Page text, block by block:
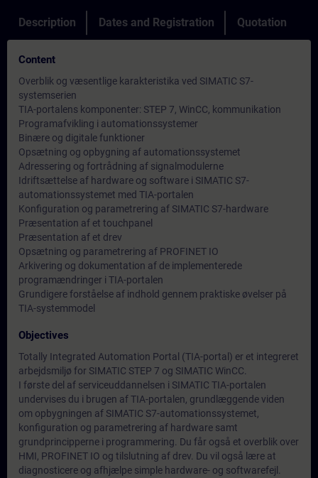
Description Dates and Registration Quotation
Content
Overblik og væsentlige karakteristika ved SIMATIC S7-
systemserien
TIA-portalens komponenter: STEP 7, WinCC, kommunikation
Programafvikling i automationssystemer
Binære og digitale funktioner
Opsætning og opbygning af automationssystemet
Adressering og fortrådning af signalmodulerne
Idriftsættelse af hardware og software i SIMATIC S7-
automationssystemet med TIA-portalen
Konfiguration og parametrering af SIMATIC S7-hardware
Præsentation af et touchpanel
Præsentation af et drev
Opsætning og parametrering af PROFINET IO
Arkivering og dokumentation af de implementerede
programændringer i TIA-portalen
Grundigere forståelse af indhold gennem praktiske øvelser på
TIA-systemmodel
Objectives
Totally Integrated Automation Portal (TIA-portal) er et integreret
arbejdsmiljø for SIMATIC STEP 7 og SIMATIC WinCC.
I første del af serviceuddannelsen i SIMATIC TIA-portalen
undervises du i brugen af TIA-portalen, grundlæggende viden
om opbygningen af SIMATIC S7-automationssystemet,
konfiguration og parametrering af hardware samt
grundprincipperne i programmering. Du får også et overblik over
HMI, PROFINET IO og tilslutning af drev. Du vil også lære at
diagnosticere og afhjælpe simple hardware- og softwarefejl.